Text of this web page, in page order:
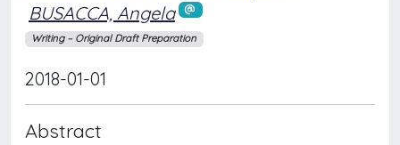
BUSACCA, Angela
Writing – Original Draft Preparation
2018-01-01
Abstract